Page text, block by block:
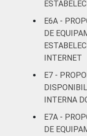
E6A -
DE
INTERNET
E7 -
INTERNA
E7A -
DE